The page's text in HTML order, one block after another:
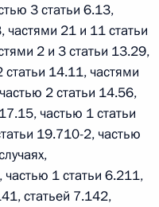
Найти документ
3 статьи 6.13,
частями 21 и 11 статьи
2 и 3 статьи 13.29,
14.11, частями
2 статьи 14.56,
частью 1 статьи
19.710-2, частью
1 статьи 6.211,
статьей 7.142,